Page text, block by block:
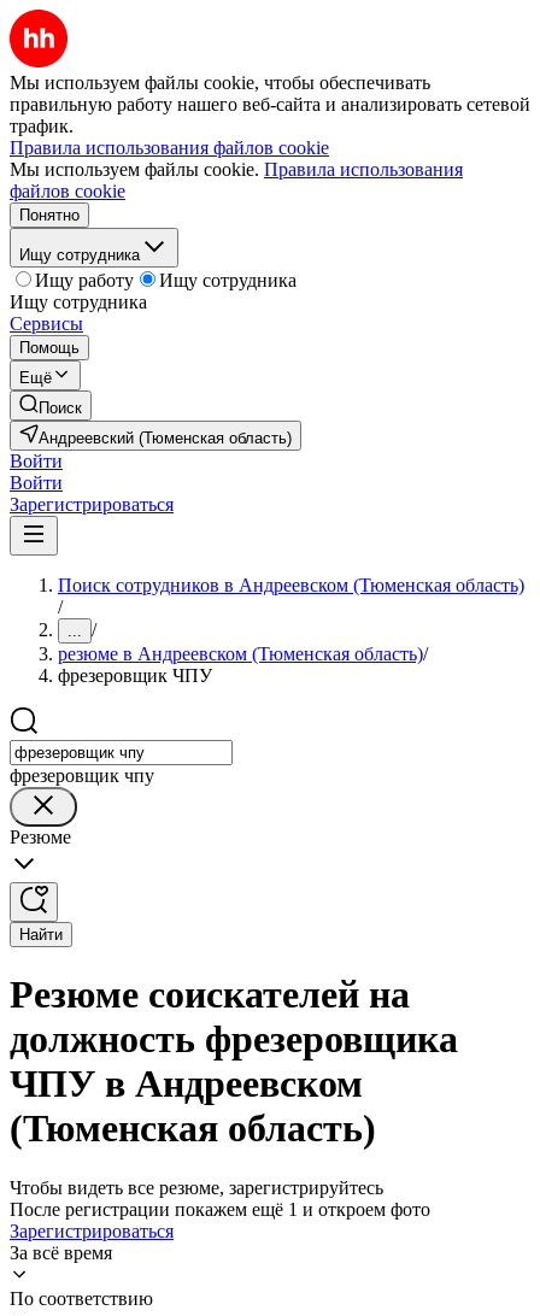
Мы используем файлы cookie, чтобы обеспечивать
правильную работу нашего веб-сайта и анализировать сетевой
трафик.
Правила использования файлов cookie
Мы используем файлы cookie. Правила использования
файлов cookie
Понятно
Ищу сотрудника
Ищу работу
Ищу сотрудника
Ищу сотрудника
Сервисы
Помощь
Ещё
Поиск
Андреевский (Тюменская область)
Войти
Войти
Зарегистрироваться
Поиск сотрудников в Андреевском (Тюменская область)
/
... /
резюме в Андреевском (Тюменская область)/
фрезеровщик ЧПУ
фрезеровщик чпу
Резюме
Найти
Резюме соискателей на
должность фрезеровщика
ЧПУ в Андреевском
(Тюменская область)
Чтобы видеть все резюме, зарегистрируйтесь
После регистрации покажем ещё 1 и откроем фото
Зарегистрироваться
За всё время
По соответствию